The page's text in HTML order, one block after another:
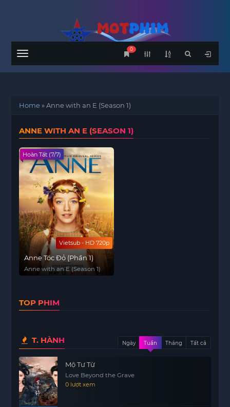
Menu
0
Home»Anne with an E (Season 1)
ANNE WITH AN E (SEASON 1)
Vietsub - HD 720p
Hoàn Tất (7/7)
Anne Tóc Đỏ (Phần 1)
Anne with an E (Season 1)
TOP PHIM
T. HÀNH Ngày Tuần Tháng Tất cả
Mộ Tư Từ
Love Beyond the Grave
0 lượt xem